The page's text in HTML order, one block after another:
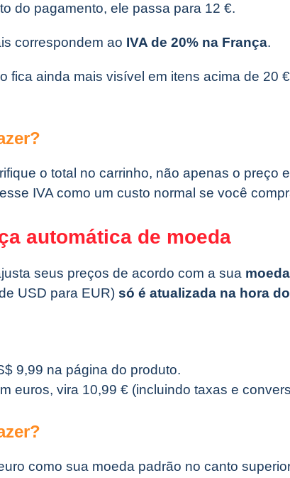
do pagamento, ele passa para 12 €.
correspondem ao IVA de 20% na França.
fica ainda mais visível em itens acima de 20
o total no carrinho, não apenas o preço
IVA como um custo normal se você
automática de moeda
seus preços de acordo com a sua
USD para EUR) só é atualizada na hora
9,99 na página do produto.
euros, vira 10,99 € (incluindo taxas e
como sua moeda padrão no canto